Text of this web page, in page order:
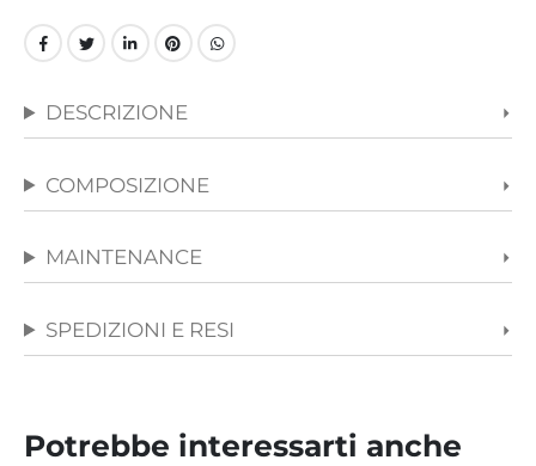
DESCRIZIONE
COMPOSIZIONE
MAINTENANCE
SPEDIZIONI E RESI
Potrebbe interessarti anche